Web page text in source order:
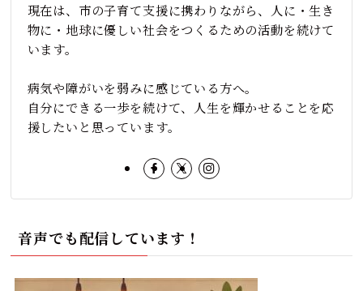
現在は、市の子育て支援に携わりながら、人に・生き
物に・地球に優しい社会をつくるための活動を続けて
います。
病気や障がいを弱みに感じている方へ。
自分にできる一歩を続けて、人生を輝かせることを応
援したいと思っています。
音声でも配信しています！